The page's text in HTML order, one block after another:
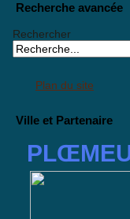
Recherche avancée
Rechercher
Plan du site
Ville et Partenaire